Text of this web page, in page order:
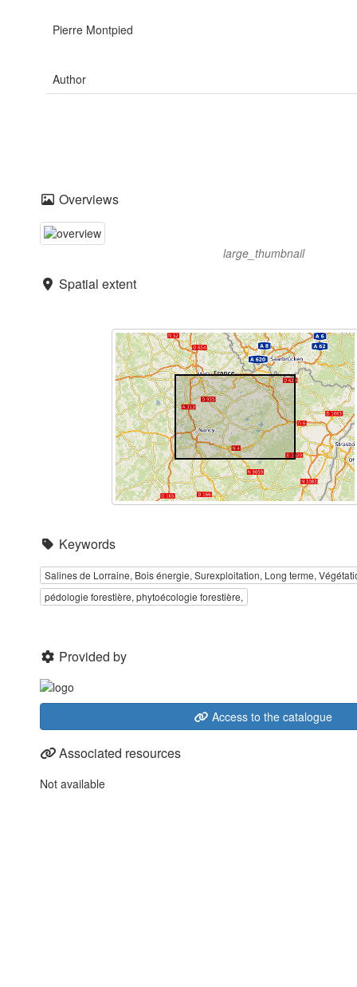
Pierre Montpied
Author
Overviews
large_thumbnail
Spatial extent
Keywords
Salines de Lorraine, Bois énergie, Surexploitation, Long terme,
pédologie forestière, phytoécologie forestière,
Provided by
Access to the catalogue
Associated resources
Not available